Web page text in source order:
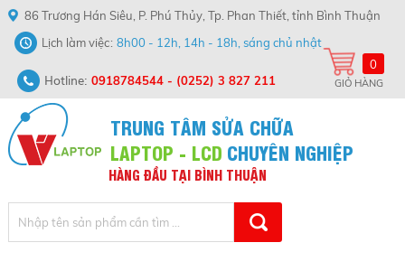
86 Trương Hán Siêu, P. Phú Thủy, Tp. Phan Thiết, tỉnh Bình Thuận
Lịch làm việc 8h00 - 12h, 14h - 18h, sáng chủ nhật
Hotline: 0918784544- (0252) 3 827 211
TRUNG TÂM SỬA CHỮA
LAPTOP - LCD CHUYÊN NGHIỆP
HÀNG ĐẦU TẠI BÌNHTHUẬN
0
GIỎ HÀNG